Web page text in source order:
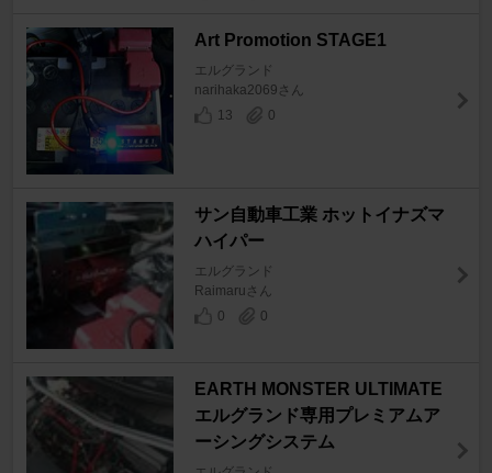
Art Promotion STAGE1
エルグランド
narihaka2069さん
13
0
サン自動車工業 ホットイナズマ
ハイパー
エルグランド
Raimaruさん
0
0
EARTH MONSTER ULTIMATE
エルグランド専用プレミアムア
ーシングシステム